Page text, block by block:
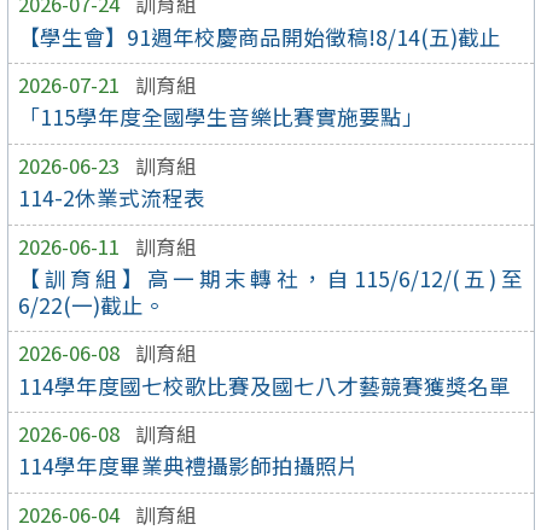
【學生會】91週年校慶商品開始徵稿!8/14(五)截止
2026-07-21 訓育組
「115學年度全國學生音樂比賽實施要點」
2026-06-23 訓育組
114-2休業式流程表
2026-06-11 訓育組
【訓育組】高一期末轉社，自115/6/12/(五)至
6/22(一)截止。
2026-06-08 訓育組
114學年度國七校歌比賽及國七八才藝競賽獲獎名單
2026-06-08 訓育組
114學年度畢業典禮攝影師拍攝照片
2026-06-04 訓育組